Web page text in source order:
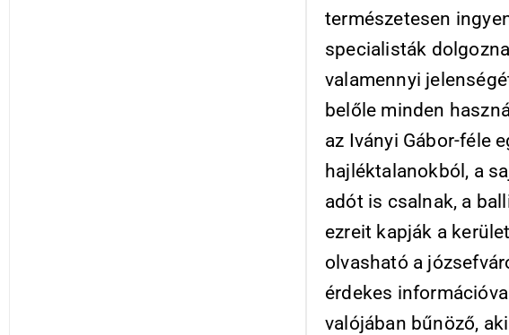
természetesen
specialisták
valamennyi
belőle minden
az Iványi Gábor-féle
hajléktalanokból, a
adót is csalnak, a
ezreit kapják a
olvasható a
érdekes
valójában bűnöző,